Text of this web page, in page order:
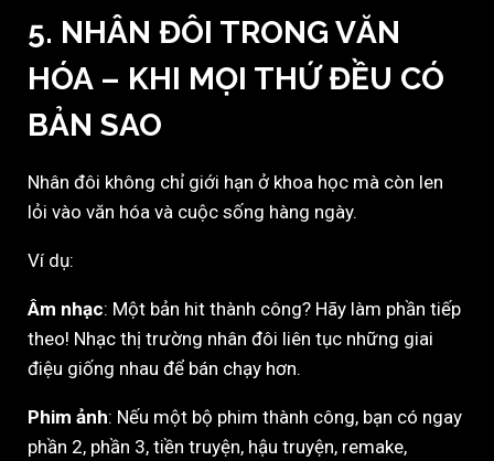
5. NHÂN ĐÔI TRONG VĂN
HÓA – KHI MỌI THỨ ĐỀU CÓ
BẢN SAO
Nhân đôi không chỉ giới hạn ở khoa học mà còn len
lỏi vào văn hóa và cuộc sống hàng ngày.
Ví dụ:
Âm nhạc: Một bản hit thành công? Hãy làm phần tiếp
theo! Nhạc thị trường nhân đôi liên tục những giai
điệu giống nhau để bán chạy hơn.
Phim ảnh: Nếu một bộ phim thành công, bạn có ngay
phần 2, phần 3, tiền truyện, hậu truyện, remake,